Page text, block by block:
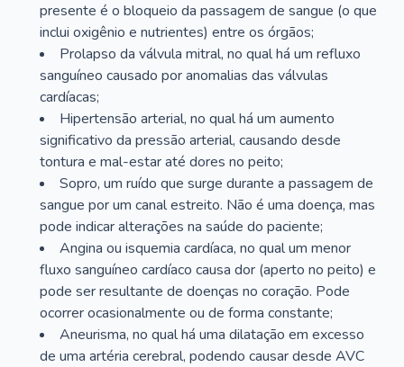
presente é o bloqueio da passagem de sangue (o que
inclui oxigênio e nutrientes) entre os órgãos;
Prolapso da válvula mitral, no qual há um refluxo
sanguíneo causado por anomalias das válvulas
cardíacas;
Hipertensão arterial, no qual há um aumento
significativo da pressão arterial, causando desde
tontura e mal-estar até dores no peito;
Sopro, um ruído que surge durante a passagem de
sangue por um canal estreito. Não é uma doença, mas
pode indicar alterações na saúde do paciente;
Angina ou isquemia cardíaca, no qual um menor
fluxo sanguíneo cardíaco causa dor (aperto no peito) e
pode ser resultante de doenças no coração. Pode
ocorrer ocasionalmente ou de forma constante;
Aneurisma, no qual há uma dilatação em excesso
de uma artéria cerebral, podendo causar desde AVC